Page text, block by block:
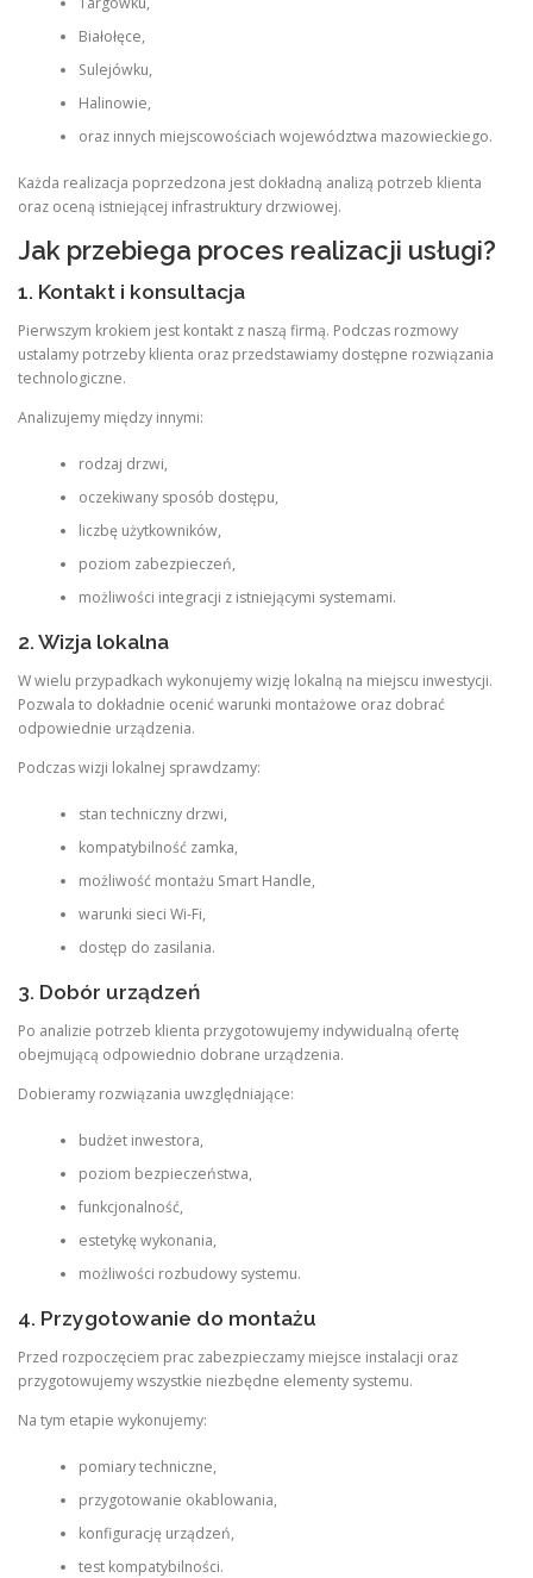
Białołęce,
Sulejówku,
Halinowie,
oraz innych miejscowościach województwa mazowieckiego.
Każda realizacja poprzedzona jest dokładną analizą potrzeb klienta
oraz oceną istniejącej infrastruktury drzwiowej.
Jak przebiega proces realizacji usługi?
1. Kontakt i konsultacja
Pierwszym krokiem jest kontakt z naszą firmą. Podczas rozmowy
ustalamy potrzeby klienta oraz przedstawiamy dostępne rozwiązania
technologiczne.
Analizujemy między innymi:
rodzaj drzwi,
oczekiwany sposób dostępu,
liczbę użytkowników,
poziom zabezpieczeń,
możliwości integracji z istniejącymi systemami.
2. Wizja lokalna
W wielu przypadkach wykonujemy wizję lokalną na miejscu inwestycji.
Pozwala to dokładnie ocenić warunki montażowe oraz dobrać
odpowiednie urządzenia.
Podczas wizji lokalnej sprawdzamy:
stan techniczny drzwi,
kompatybilność zamka,
możliwość montażu Smart Handle,
warunki sieci Wi-Fi,
dostęp do zasilania.
3. Dobór urządzeń
Po analizie potrzeb klienta przygotowujemy indywidualną ofertę
obejmującą odpowiednio dobrane urządzenia.
Dobieramy rozwiązania uwzględniające:
budżet inwestora,
poziom bezpieczeństwa,
funkcjonalność,
estetykę wykonania,
możliwości rozbudowy systemu.
4. Przygotowanie do montażu
Przed rozpoczęciem prac zabezpieczamy miejsce instalacji oraz
przygotowujemy wszystkie niezbędne elementy systemu.
Na tym etapie wykonujemy:
pomiary techniczne,
przygotowanie okablowania,
konfigurację urządzeń,
test kompatybilności.